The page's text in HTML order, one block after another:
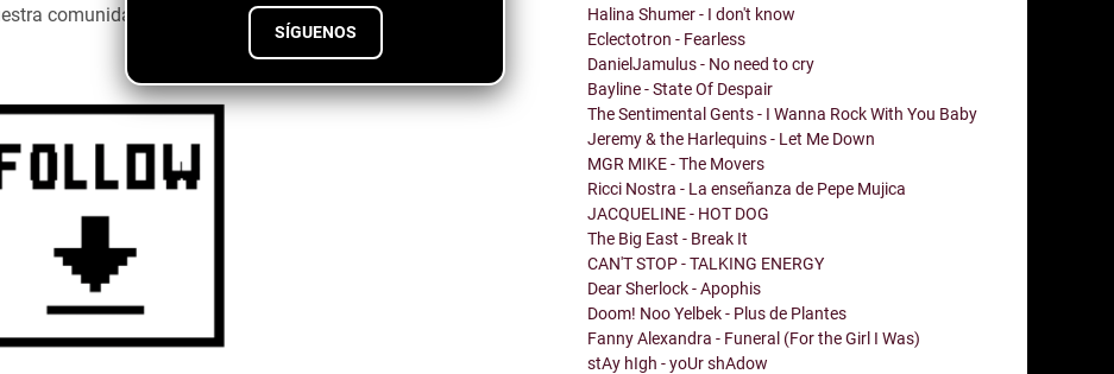
SÍGUENOS
comunidad emergente ↓↓↓↓
Halina Shumer - I don't know
Eclectotron - Fearless
DanielJamulus - No need to cry
Bayline - State Of Despair
The Sentimental Gents - I Wanna Rock With You Baby
Jeremy & the Harlequins - Let Me Down
MGR MIKE - The Movers
Ricci Nostra - La enseñanza de Pepe Mujica
JACQUELINE - HOT DOG
The Big East - Break It
CAN'T STOP - TALKING ENERGY
Dear Sherlock - Apophis
Doom! Noo Yelbek - Plus de Plantes
Fanny Alexandra - Funeral (For the Girl I Was)
stAy hIgh - yoUr shAdow